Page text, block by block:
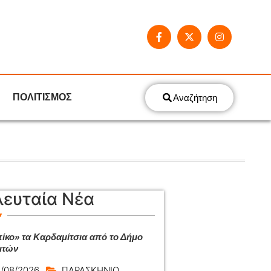
ΠΟΛΙΤΙΣΜΟΣ Αναζήτηση
Νέα
τα Καρδαμίτσια από το Δήμο